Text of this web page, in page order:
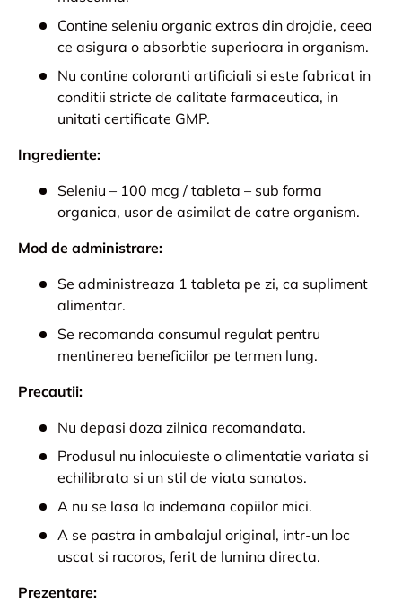
Contine seleniu organic extras din drojdie, ceea
ce asigura o absorbtie superioara in organism.
Nu contine coloranti artificiali si este fabricat in
conditii stricte de calitate farmaceutica, in
unitati certificate GMP.
Ingrediente:
Seleniu – 100 mcg / tableta – sub forma
organica, usor de asimilat de catre organism.
Mod de administrare:
Se administreaza 1 tableta pe zi, ca supliment
alimentar.
Se recomanda consumul regulat pentru
mentinerea beneficiilor pe termen lung.
Precautii:
Nu depasi doza zilnica recomandata.
Produsul nu inlocuieste o alimentatie variata si
echilibrata si un stil de viata sanatos.
A nu se lasa la indemana copiilor mici.
A se pastra in ambalajul original, intr-un loc
uscat si racoros, ferit de lumina directa.
Prezentare: